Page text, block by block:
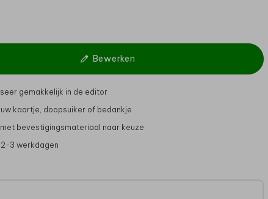
Bewerken
gemakkelijk in de editor
kaartje, doopsuiker of bedankje
bevestigingsmateriaal naar keuze
3 werkdagen